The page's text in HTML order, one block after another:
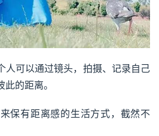
人可以通过镜头，拍摄、记录自己
的距离。
保有距离感的生活方式，截然不